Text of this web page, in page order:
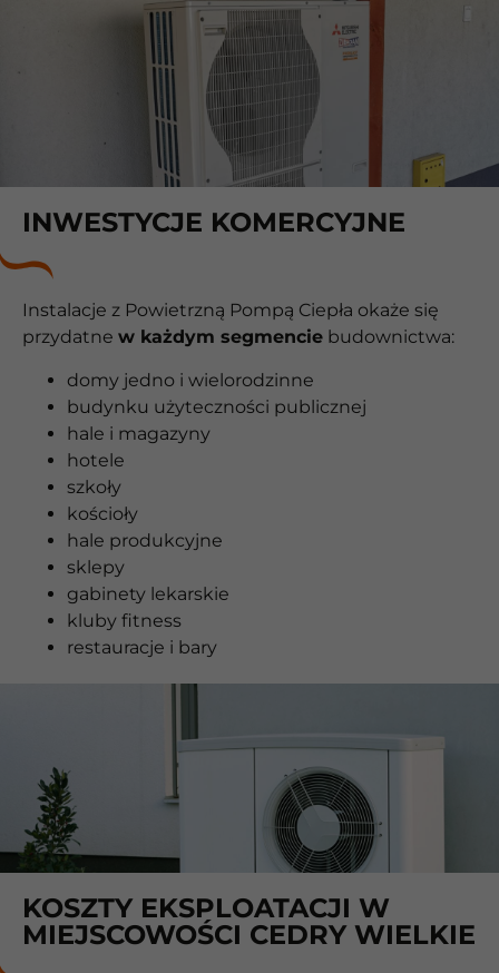
INWESTYCJE KOMERCYJNE
Instalacje z Powietrzną Pompą Ciepła okaże się
przydatne w każdym segmencie budownictwa:
domy jedno i wielorodzinne
budynku użyteczności publicznej
hale i magazyny
hotele
szkoły
kościoły
hale produkcyjne
sklepy
gabinety lekarskie
kluby fitness
restauracje i bary
KOSZTY EKSPLOATACJI W
MIEJSCOWOŚCI CEDRY WIELKIE